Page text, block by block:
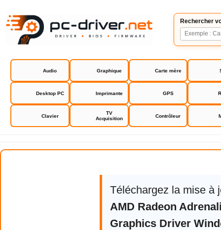
Rechercher
Audio Graphique Carte mère
Desktop PC Imprimante GPS
Clavier
TV
Acquisition
Contrôleur
AMD Software Adrenalin Edition
Téléchargez la mise à
AMD Radeon
Graphics Driver